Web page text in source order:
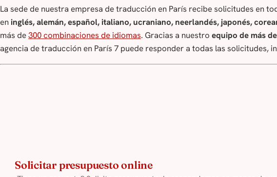
La sede de nuestra empresa de traducción en París recibe solicitudes en
en inglés, alemán, español, italiano, ucraniano, neerlandés, japonés,
más de300 combinaciones de idiomas. Gracias a nuestro equipo de más
agencia de traducción en París 7 puede responder a todas las solicitudes,
Solicitar presupuesto online